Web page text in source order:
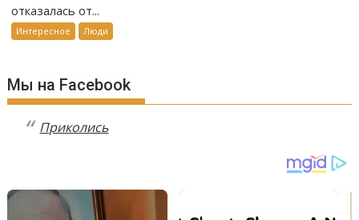
отказалась от...
Интересное Люди
Мы на Facebook
Приколись